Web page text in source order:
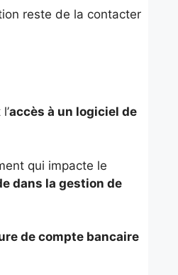
reste de la contacter
accès à un logiciel de
qui impacte le
dans la gestion de
de compte bancaire